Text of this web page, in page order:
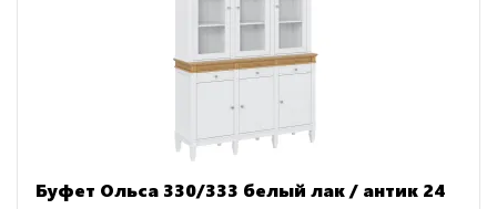
Буфет Ольса 330/333 белый лак / антик 24